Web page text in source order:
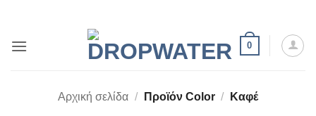
περιεχόμενο
0
Αρχική σελίδα / Προϊόν Color / Καφέ